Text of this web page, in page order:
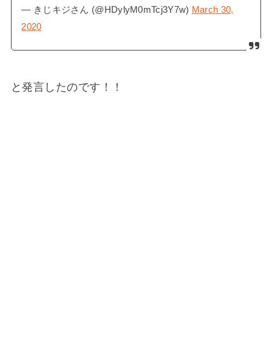
— きじキジさん (@HDylyM0mTcj3Y7w) March 30,
2020
と発言したのです！！